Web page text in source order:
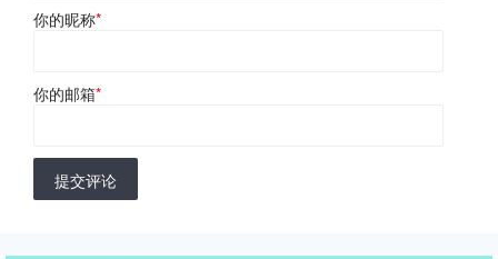
你的昵称*
你的邮箱*
提交评论